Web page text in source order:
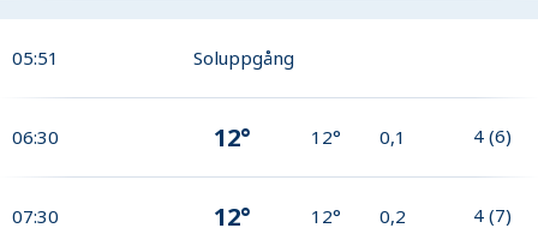
05:51 Soluppgång
06:30 12° 12° 0,1 4 (6)
07:30 12° 12° 0,2 4 (7)